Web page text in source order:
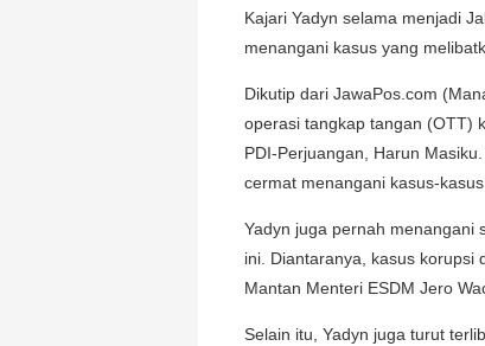
Kajari Yadyn selama menjadi
menangani kasus yang
Dikutip dari JawaPos.com
operasi tangkap tangan (OTT)
PDI-Perjuangan, Harun
cermat menangani kasus-
Yadyn juga pernah menangani
ini. Diantaranya, kasus korupsi
Mantan Menteri ESDM Jero
Selain itu, Yadyn juga turut